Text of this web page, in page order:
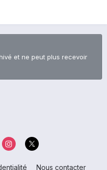
et ne peut plus recevoir
Nous contacter